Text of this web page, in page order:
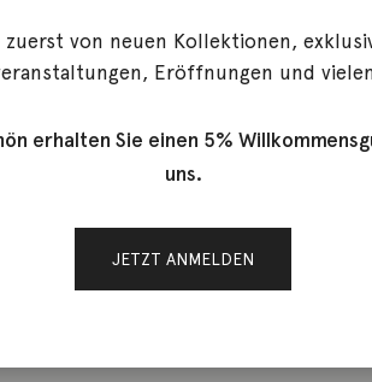
Jörg
Girls
zuerst von neuen Kollektionen,
Eröffnungen und
erhalten Sie einen 5%
uns.
JETZT ANMELDEN